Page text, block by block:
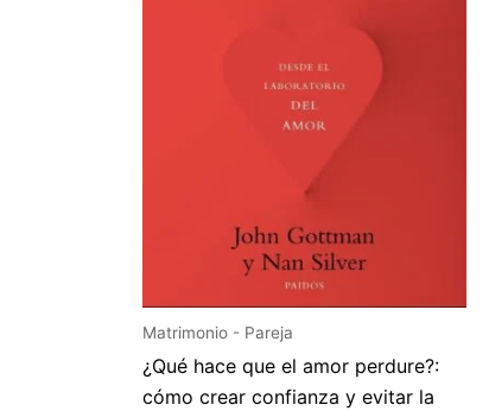
Matrimonio - Pareja
¿Qué hace que el amor perdure?:
cómo crear confianza y evitar la